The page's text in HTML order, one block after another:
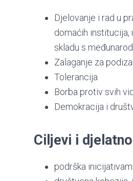
Djelovanje i rad u
domaćih institucija,
skladu s
Zalaganje za
Tolerancija
Borba protiv svih
Demokracija i
Ciljevi i
podrška